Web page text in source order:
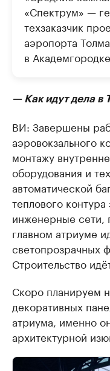
«Спектрум» —
техзаказчик
аэропорта
в
— Как идут дела в
ВИ: Завершены
аэровокзального
монтажу
оборудования и
автоматической
теплового
инженерные сети,
главном атриуме
светопрозрачных
Строительство
Скоро планируем
декоративных
атриума, именно
архитектурной